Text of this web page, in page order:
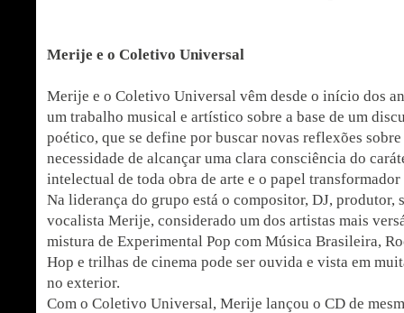
Merije e o Coletivo Universal
Merije e o Coletivo Universal vêm desde o início dos
um trabalho musical e artístico sobre a base de um
poético, que se define por buscar novas reflexões
necessidade de alcançar uma clara consciência do
intelectual de toda obra de arte e o papel transformador
Na liderança do grupo está o compositor, DJ, produtor,
vocalista Merije, considerado um dos artistas mais
mistura de Experimental Pop com Música Brasileira,
Hop e trilhas de cinema pode ser ouvida e vista em
no exterior.
Com o Coletivo Universal, Merije lançou o CD de